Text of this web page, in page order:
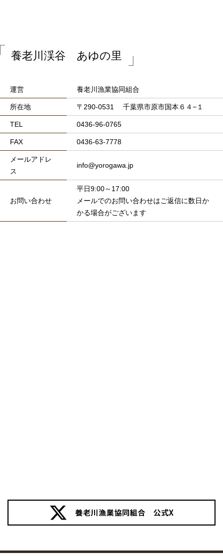
養老川渓谷 あゆの里
運営 養老川漁業協同組合
所在地 〒290-0531 千葉県市原市国本６４−１
TEL 0436-96-0765
FAX 0436-63-7778
メールアドレ
ス
info@yorogawa.jp
お問い合わせ
平日9:00～17:00
メールでのお問い合わせはご返信に数日か
かる場合がございます